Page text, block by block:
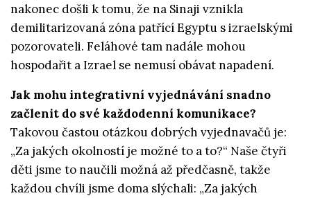
nakonec došli k tomu, že na Sinaji vznikla
demilitarizovaná zóna patřící Egyptu s izraelskými
pozorovateli. Feláhové tam nadále mohou
hospodařit a Izrael se nemusí obávat napadení.
Jak mohu integrativní vyjednávání snadno
začlenit do své každodenní komunikace?
Takovou častou otázkou dobrých vyjednavačů je:
„Za jakých okolností je možné to a to?“ Naše čtyři
děti jsme to naučili možná až předčasně, takže
každou chvíli jsme doma slýchali: „Za jakých